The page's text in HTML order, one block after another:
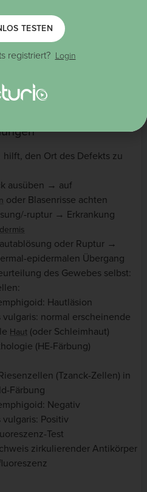
Histopathologie
den Ort des Defekts zu
ausüben → auf
oder Blasenrisse achten
ruptur → Erkrankung
oder Ruptur →
epidermalen Übergang
des Gewebes selbst:
Hautläsion
vulgaris: normal erscheinende
Haut (oder Schleimhaut)
(HE-Färbung)
(Tzanck-Zellen) in
Färbung
Negativ
vulgaris: Positiv
Test
zirkulierender Antikörper
TESTEN
registriert? Login